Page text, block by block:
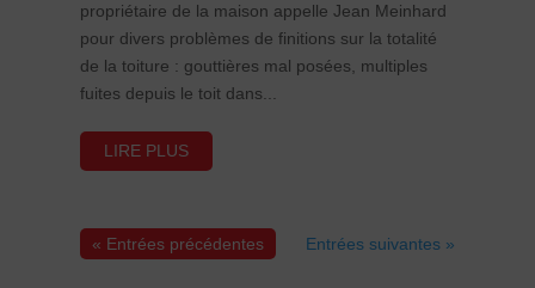
propriétaire de la maison appelle Jean Meinhard
pour divers problèmes de finitions sur la totalité
de la toiture : gouttières mal posées, multiples
fuites depuis le toit dans...
LIRE PLUS
« Entrées précédentes Entrées suivantes »